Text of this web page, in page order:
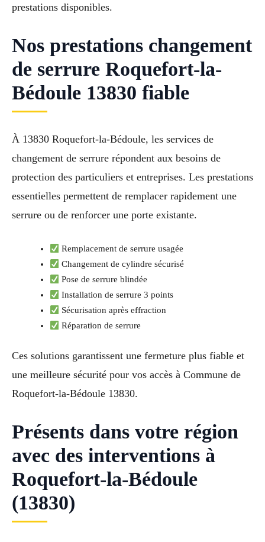
prestations disponibles.
Nos prestations changement
de serrure Roquefort-la-
Bédoule 13830 fiable
À 13830 Roquefort-la-Bédoule, les services de
changement de serrure répondent aux besoins de
protection des particuliers et entreprises. Les prestations
essentielles permettent de remplacer rapidement une
serrure ou de renforcer une porte existante.
Remplacement de serrure usagée
Changement de cylindre sécurisé
Pose de serrure blindée
Installation de serrure 3 points
Sécurisation après effraction
Réparation de serrure
Ces solutions garantissent une fermeture plus fiable et
une meilleure sécurité pour vos accès à Commune de
Roquefort-la-Bédoule 13830.
Présents dans votre région
avec des interventions à
Roquefort-la-Bédoule
(13830)